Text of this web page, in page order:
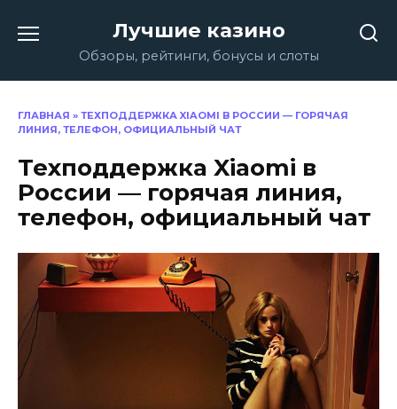
содержанию
Лучшие казино
Обзоры, рейтинги, бонусы и слоты
ГЛАВНАЯ » ТЕХПОДДЕРЖКА XIAOMI В РОССИИ — ГОРЯЧАЯ
ЛИНИЯ, ТЕЛЕФОН, ОФИЦИАЛЬНЫЙ ЧАТ
Техподдержка Xiaomi в
России — горячая линия,
телефон, официальный чат